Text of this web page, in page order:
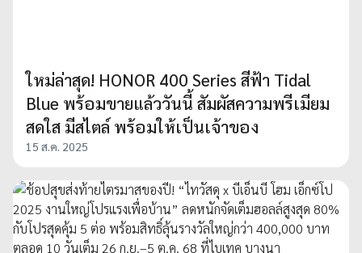
ใหม่ล่าสุด! HONOR 400 Series สีฟ้า Tidal
Blue พร้อมขายแล้ววันนี้ สัมผัสความพรีเมียม
สดใส มีสไตล์ พร้อมให้เป็นเจ้าของ
15 ส.ค. 2025